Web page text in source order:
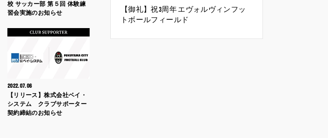
校 サッカー部 第５回 体験練
習会実施のお知らせ
2022.07.06
【リリース】株式会社ベイ・
システム クラブサポーター
契約締結のお知らせ
【御礼】祝3周年 エヴォルヴィンフッ
トボールフィールド